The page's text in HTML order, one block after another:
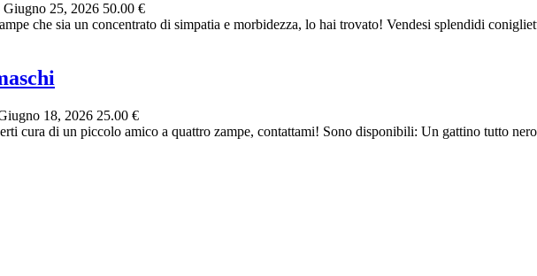
Giugno 25, 2026 50.00 €
che sia un concentrato di simpatia e morbidezza, lo hai trovato! Vendesi splendidi
18, 2026 25.00 €
cura di un piccolo amico a quattro zampe, contattami! Sono disponibili: Un gattino tutto